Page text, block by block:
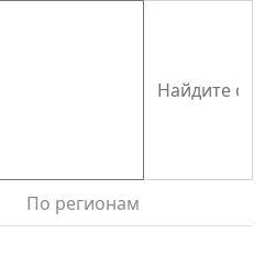
По регионам